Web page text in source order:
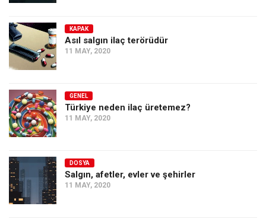
KAPAK
Asıl salgın ilaç terörüdür
11 MAY, 2020
GENEL
Türkiye neden ilaç üretemez?
11 MAY, 2020
DOSYA
Salgın, afetler, evler ve şehirler
11 MAY, 2020